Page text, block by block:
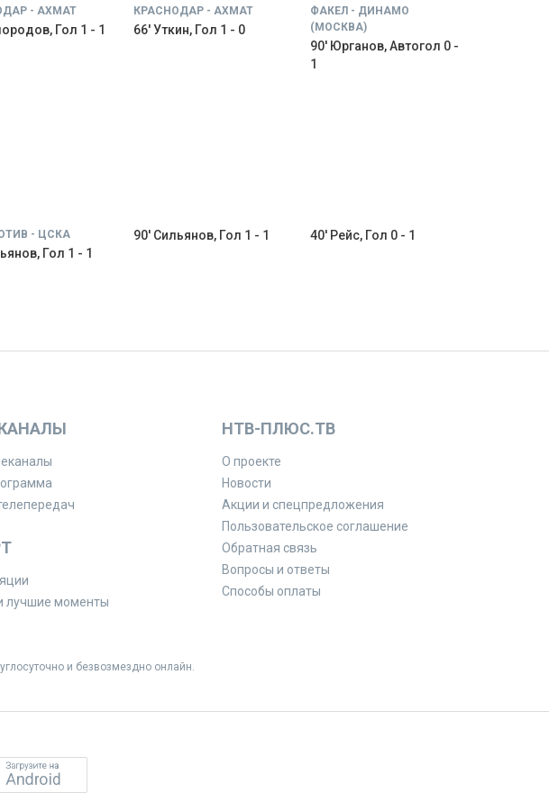
- АХМАТ
Гол 1 - 1
КРАСНОДАР - АХМАТ
66' Уткин, Гол 1 - 0
ФАКЕЛ - ДИНАМО
(МОСКВА)
90' Юрганов, Автогол 0 -
1
- ЦСКА
Гол 1 - 1
90' Сильянов, Гол 1 - 1 40' Рейс, Гол 0 - 1
лучшие моменты
НТВ-ПЛЮС.ТВ
О проекте
Новости
Акции и спецпредложения
Пользовательское соглашение
Обратная связь
Вопросы и ответы
Способы оплаты
и безвозмездно онлайн.